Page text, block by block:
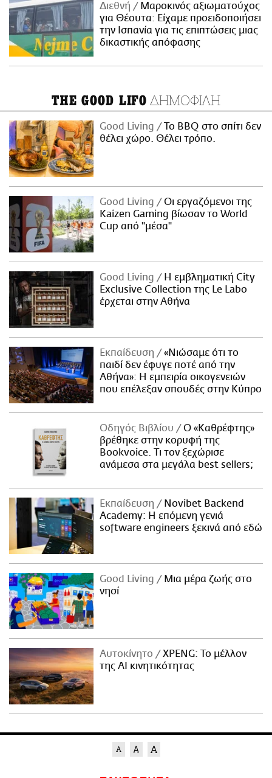
Διεθνή
Μαροκινός αξιωματούχος
για Θέουτα: Είχαμε προειδοποιήσει
την Ισπανία για τις επιπτώσεις μιας
δικαστικής απόφασης
THE GOOD LIFO ΔΗΜΟΦΙΛΗ
Good Living
Το BBQ στο σπίτι δεν
θέλει χώρο. Θέλει τρόπο.
Good Living
Οι εργαζόμενοι της
Kaizen Gaming βίωσαν το World
Cup από "μέσα"
Good Living
Η εμβληματική City
Exclusive Collection της Le Labo
έρχεται στην Αθήνα
Εκπαίδευση
«Νιώσαμε ότι το
παιδί δεν έφυγε ποτέ από την
Αθήνα»: Η εμπειρία οικογενειών
που επέλεξαν σπουδές στην Κύπρο
Οδηγός Βιβλίου
Ο «Καθρέφτης»
βρέθηκε στην κορυφή της
Bookvoice. Τι τον ξεχώρισε
ανάμεσα στα μεγάλα best sellers;
Εκπαίδευση
Novibet Backend
Academy: Η επόμενη γενιά
software engineers ξεκινά από εδώ
Good Living
Μια μέρα ζωής στο
νησί
Αυτοκίνητο
XPENG: Το μέλλον
της AI κινητικότητας